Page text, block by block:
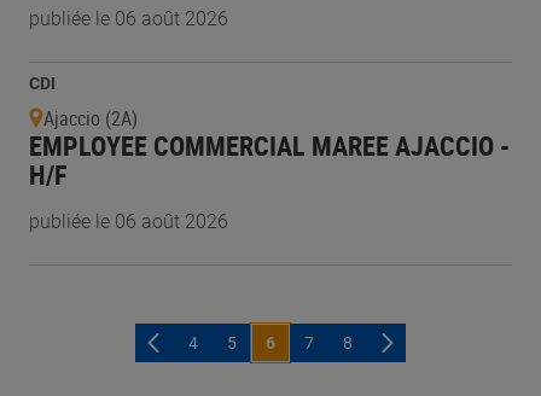
publiée le 06 août 2026
CDI
Ajaccio (2A)
EMPLOYEE COMMERCIAL MAREE AJACCIO -
H/F
publiée le 06 août 2026
4 5 6 7 8